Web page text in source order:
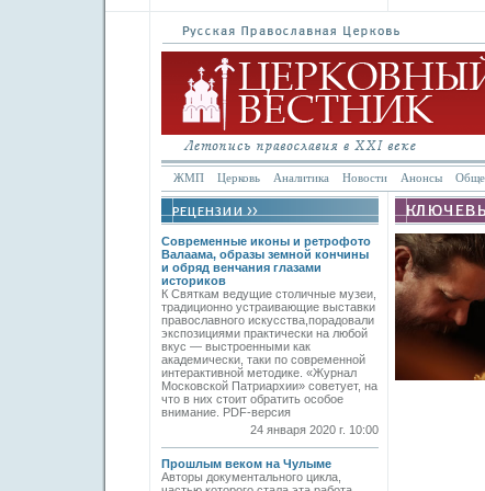
ЖМП Церковь Аналитика Новости Анонсы
Современные иконы и ретрофото
Валаама, образы земной кончины
и обряд венчания глазами
историков
К Святкам ведущие столичные музеи,
традиционно устраивающие выставки
православного искусства,порадовали
экспозициями практически на любой
вкус — выстроенными как
академически, таки по современной
интерактивной методике. «Журнал
Московской Патриархии» советует, на
что в них стоит обратить особое
внимание. PDF-версия
24 января 2020 г. 10:00
Прошлым веком на Чулыме
Авторы документального цикла,